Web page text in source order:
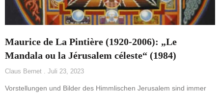
Maurice de La Pintière (1920-2006): „Le
Mandala ou la Jérusalem céleste“ (1984)
Claus Bernet Juli 23, 2023
Vorstellungen und Bilder des Himmlischen Jerusalem sind immer